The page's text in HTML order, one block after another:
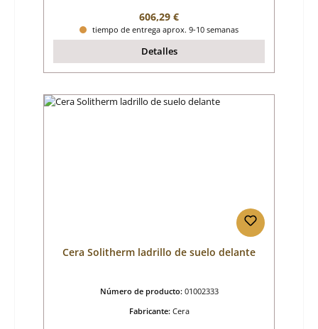
Precio normal:
606,29 €
tiempo de entrega aprox. 9-10 semanas
Detalles
Cera Solitherm ladrillo de suelo delante
Número de producto: 01002333
Fabricante: Cera